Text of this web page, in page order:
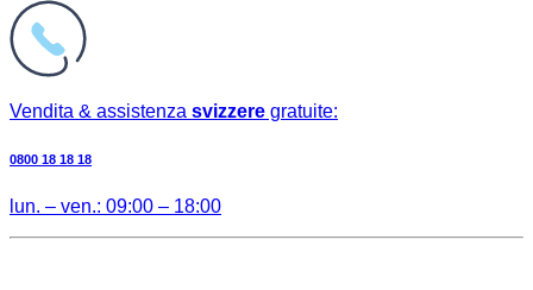
Vendita & assistenza svizzere gratuite:
0800 18 18 18
lun. – ven.: 09:00 – 18:00